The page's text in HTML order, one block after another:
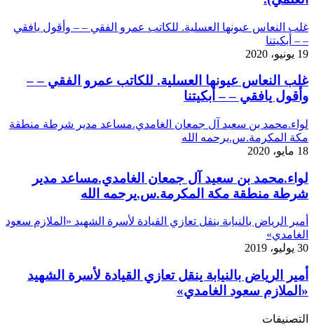
غلب النعاس عيونها العسلية. للكاتب عمرو الفقي – – وأقول يافقي
– – أبكيتنا
19 يونيو، 2020
غلب النعاس عيونها العسلية. للكاتب عمرو الفقي – –
وأقول يافقي – – أبكيتنا
لواء.محمد بن سعيد آل جمعان الغامدي.مساعد مدير شرطة منطقة
مكة المكرمة.س.يرحمه الله
18 مايو، 2020
لواء.محمد بن سعيد آل جمعان الغامدي.مساعد مدير
شرطة منطقة مكة المكرمة.س.يرحمه الله
أمير الرياض بالنيابة ينقل تعازي القيادة لأسرة الشهيد «الملازم سعود
الغامدي»
30 يوليو، 2019
أمير الرياض بالنيابة ينقل تعازي القيادة لأسرة الشهيد
«الملازم سعود الغامدي»
التصنيفات